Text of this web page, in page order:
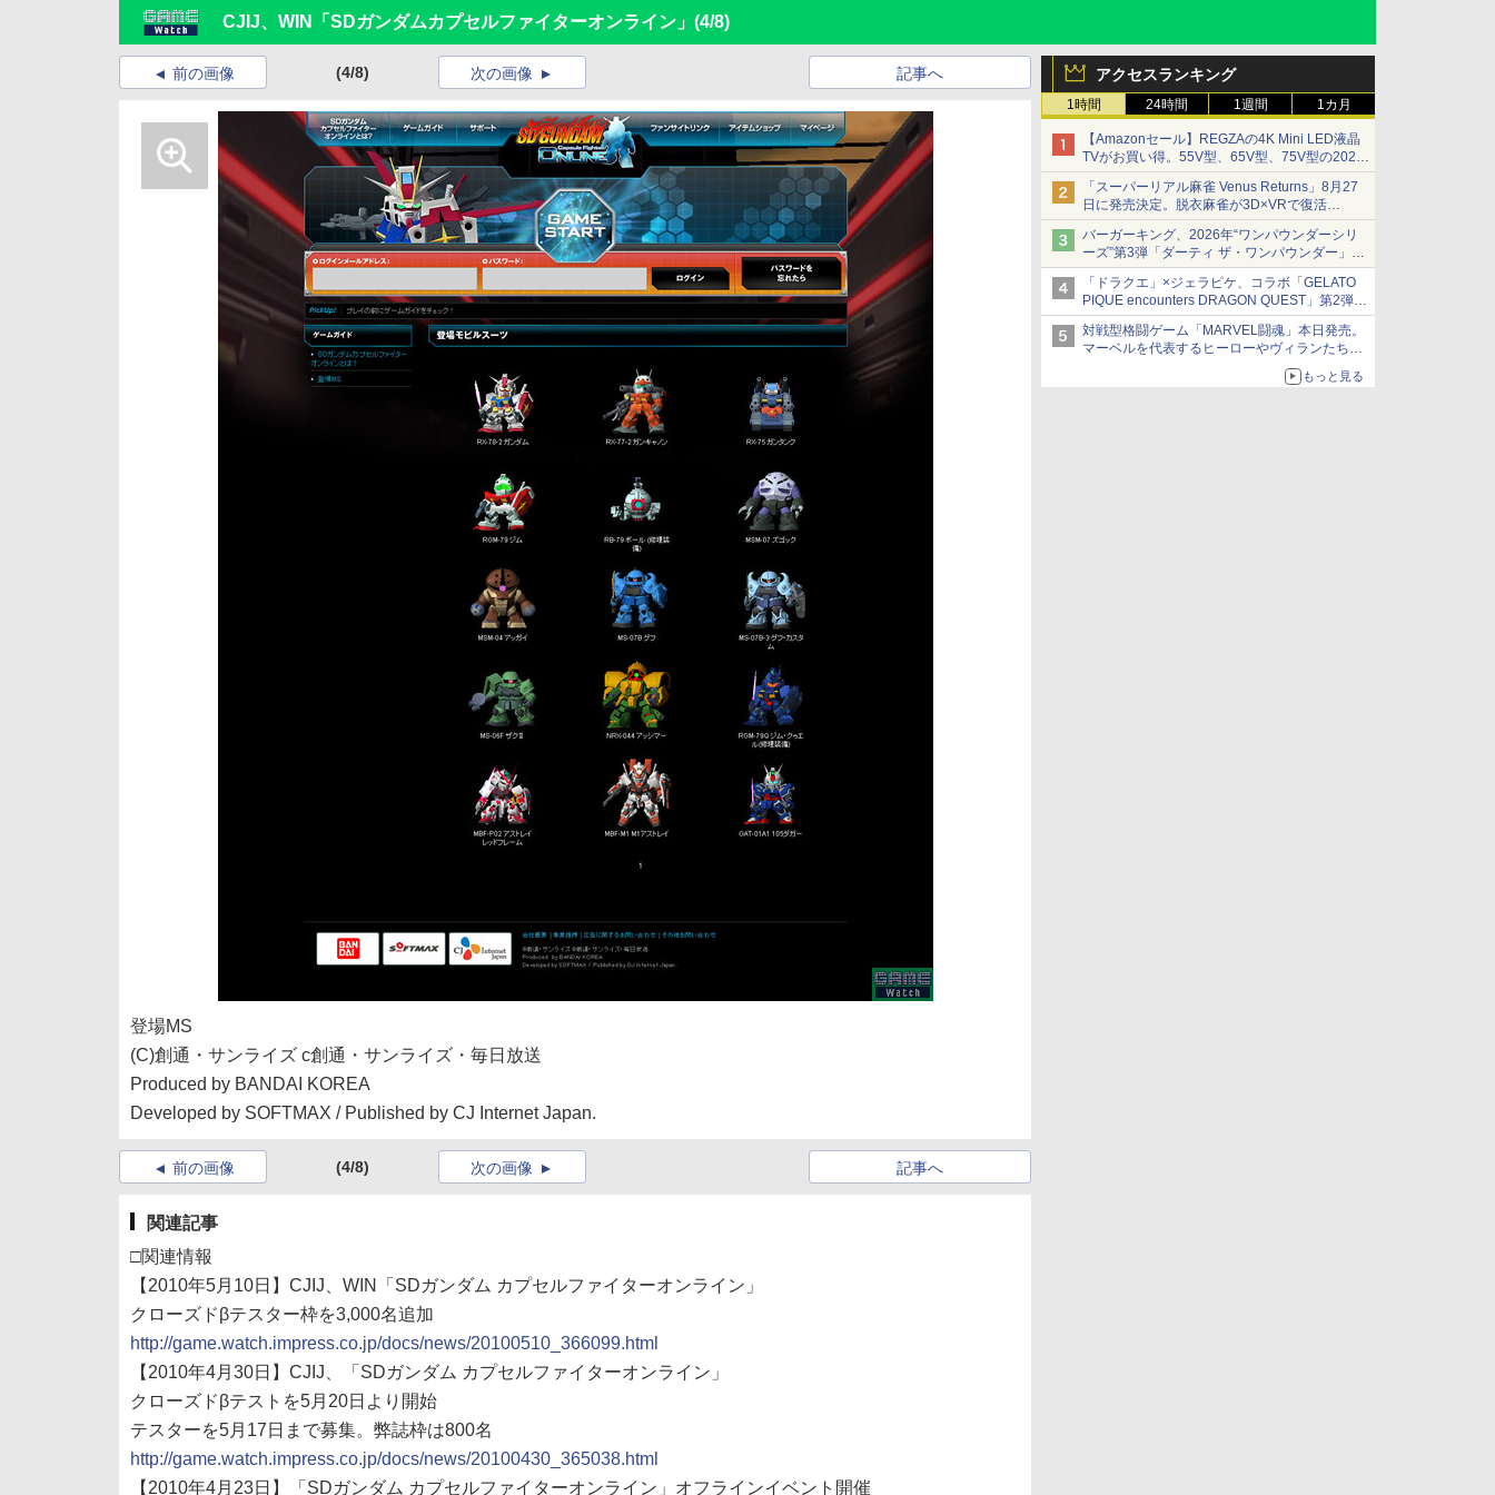
CJIJ、WIN「SDガンダムカプセルファイターオンライン」 (4/8)
アクセスランキング
1時間 24時間 1週間 1カ月
【Amazonセール】REGZAの4K Mini LED液晶
TVがお買い得。55V型、65V型、75V型の2026
年モデルがラインナップ
「スーパーリアル麻雀 Venus Returns」8月27
日に発売決定。脱衣麻雀が3D×VRで復活
発売から2週間は20%オフになるセールが実施
バーガーキング、2026年“ワンパウンダーシリ
ーズ”第3弾「ダーティ ザ・ワンパウンダー」を
8月7日発売
「特製ガーリックマヨソース」を使用した超大
型チーズバーガー
「ドラクエ」×ジェラピケ、コラボ「GELATO
PIQUE encounters DRAGON QUEST」第2弾が
本日発売
アイスカップに入ったスライムやわたぼう、ベ
ビーサタンなどがオリジナルアートで登場
対戦型格闘ゲーム「MARVEL闘魂」本日発売。
マーベルを代表するヒーローやヴィランたちが
「GUILTY GEAR」などの格ゲーを手掛けるア
もっと見る
前の画像 (4/8) 記事へ
次の画像
登場MS
(C)創通・サンライズ c創通・サンライズ・毎日放送
Produced by BANDAI KOREA
Developed by SOFTMAX / Published by CJ Internet Japan.
前の画像 (4/8) 記事へ
次の画像
関連記事
□関連情報
【2010年5月10日】CJIJ、WIN「SDガンダム カプセルファイターオンライン」
クローズドβテスター枠を3,000名追加
http://game.watch.impress.co.jp/docs/news/20100510_366099.html
【2010年4月30日】CJIJ、「SDガンダム カプセルファイターオンライン」
クローズドβテストを5月20日より開始
テスターを5月17日まで募集。弊誌枠は800名
http://game.watch.impress.co.jp/docs/news/20100430_365038.html
【2010年4月23日】「SDガンダム カプセルファイターオンライン」オフラインイベント開催